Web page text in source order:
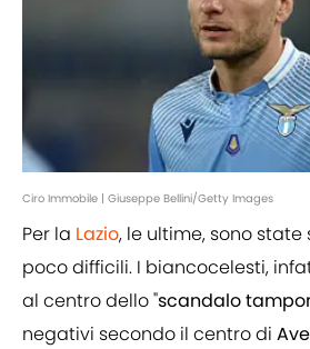
Ciro Immobile | Giuseppe Bellini/Getty Images
Per la Lazio, le ultime, sono
poco difficili. I biancocelesti,
al centro dello "scandalo
negativi secondo il centro di